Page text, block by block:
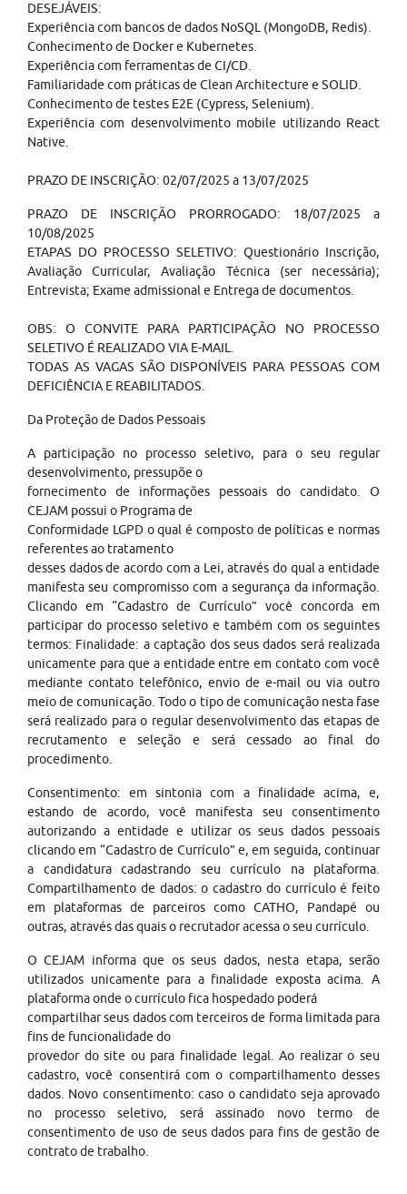
DESEJÁVEIS:
Experiência com bancos de dados NoSQL (MongoDB, Redis).
Conhecimento de Docker e Kubernetes.
Experiência com ferramentas de CI/CD.
Familiaridade com práticas de Clean Architecture e SOLID.
Conhecimento de testes E2E (Cypress, Selenium).
Experiência com desenvolvimento mobile utilizando React
Native.
PRAZO DE INSCRIÇÃO: 02/07/2025 a 13/07/2025
PRAZO DE INSCRIÇÃO PRORROGADO: 18/07/2025 a
10/08/2025
ETAPAS DO PROCESSO SELETIVO: Questionário Inscrição,
Avaliação Curricular, Avaliação Técnica (ser necessária);
Entrevista; Exame admissional e Entrega de documentos.
OBS: O CONVITE PARA PARTICIPAÇÃO NO PROCESSO
SELETIVO É REALIZADO VIA E-MAIL.
TODAS AS VAGAS SÃO DISPONÍVEIS PARA PESSOAS COM
DEFICIÊNCIA E REABILITADOS.
Da Proteção de Dados Pessoais
A participação no processo seletivo, para o seu regular
desenvolvimento, pressupõe o
fornecimento de informações pessoais do candidato. O
CEJAM possui o Programa de
Conformidade LGPD o qual é composto de políticas e normas
referentes ao tratamento
desses dados de acordo com a Lei, através do qual a entidade
manifesta seu compromisso com a segurança da informação.
Clicando em “Cadastro de Currículo” você concorda em
participar do processo seletivo e também com os seguintes
termos: Finalidade: a captação dos seus dados será realizada
unicamente para que a entidade entre em contato com você
mediante contato telefônico, envio de e-mail ou via outro
meio de comunicação. Todo o tipo de comunicação nesta fase
será realizado para o regular desenvolvimento das etapas de
recrutamento e seleção e será cessado ao final do
procedimento.
Consentimento: em sintonia com a finalidade acima, e,
estando de acordo, você manifesta seu consentimento
autorizando a entidade e utilizar os seus dados pessoais
clicando em “Cadastro de Currículo” e, em seguida, continuar
a candidatura cadastrando seu currículo na plataforma.
Compartilhamento de dados: o cadastro do currículo é feito
em plataformas de parceiros como CATHO, Pandapé ou
outras, através das quais o recrutador acessa o seu currículo.
O CEJAM informa que os seus dados, nesta etapa, serão
utilizados unicamente para a finalidade exposta acima. A
plataforma onde o currículo fica hospedado poderá
compartilhar seus dados com terceiros de forma limitada para
fins de funcionalidade do
provedor do site ou para finalidade legal. Ao realizar o seu
cadastro, você consentirá com o compartilhamento desses
dados. Novo consentimento: caso o candidato seja aprovado
no processo seletivo, será assinado novo termo de
consentimento de uso de seus dados para fins de gestão de
contrato de trabalho.